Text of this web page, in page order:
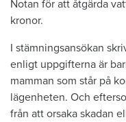
Notan för att åtgärda
kronor.
I stämningsansökan
enligt uppgifterna är
mamman som står på
lägenheten. Och
från att orsaka skadan